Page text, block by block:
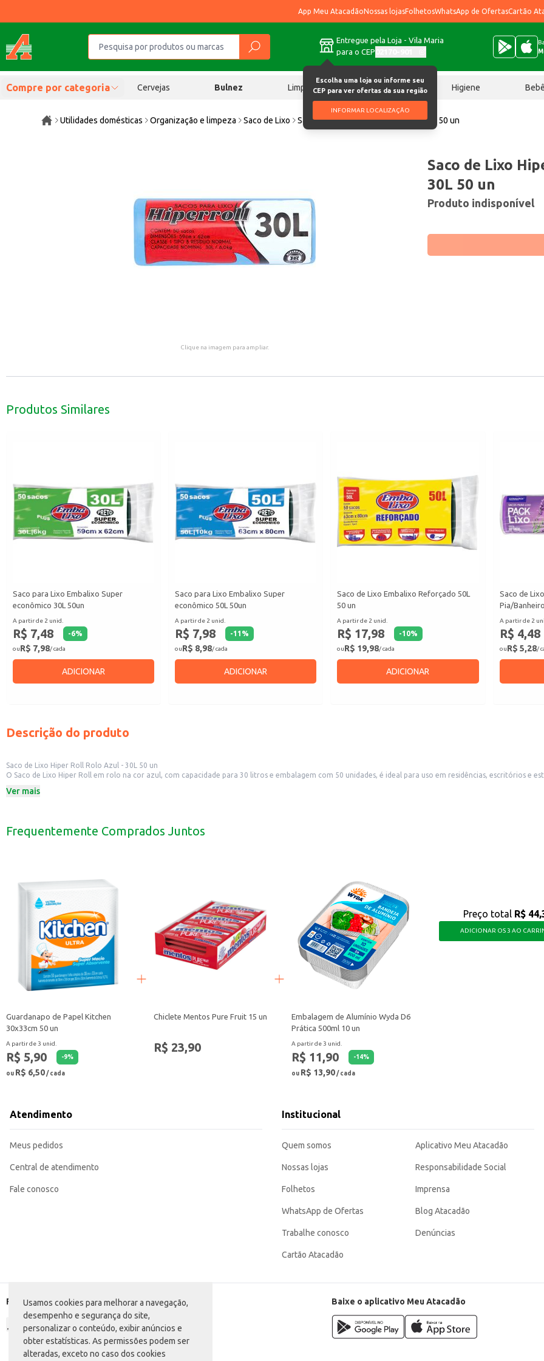
Usamos cookies para melhorar a navegação,
desempenho e segurança do site,
personalizar o conteúdo, exibir anúncios e
obter estatísticas. As permissões podem ser
alteradas, exceto no caso dos cookies
App Meu AtacadãoNossas lojasFolhetosWhatsApp de OfertasCartão
Entregue pela Loja - Vila Maria
para o CEP
Escolha uma loja ou informe seu
CEP para ver ofertas da sua região
INFORMAR LOCALIZAÇÃO
Compre por categoria Cervejas Bulnez Limpeza Chocolates Higiene
Utilidades domésticas Organização e limpeza Saco de Lixo Saco de Lixo Hiper Roll Rolo Azul 30L 50 un
Clique na imagem para ampliar.
Saco de Lixo
30L 50 un
Produto indisponível
Produtos Similares
Saco para Lixo Embalixo Super
econômico 30L 50un
A partir de 2 unid.
R$ 7,48 -6%
ouR$ 7,98/ cada
ADICIONAR
Saco para Lixo Embalixo Super
econômico 50L 50un
A partir de 2 unid.
R$ 7,98 -11 %
ouR$ 8,98/ cada
ADICIONAR
Saco de Lixo Embalixo Reforçado 50L
50 un
A partir de 2 unid.
R$ 17,98 -10%
ouR$ 19,98/ cada
ADICIONAR
Saco de
Pia/
A partir de 2
R$ 4,48
ouR$ 5,28/
Descrição do produto
Saco de Lixo Hiper Roll Rolo Azul - 30L 50 un
O Saco de Lixo Hiper Roll em rolo na cor azul, com capacidade para 30 litros e embalagem com 50 unidades, é ideal para uso em residências, escritórios e
Dicas de Uso:
Com o Saco de Lixo Hiper Roll, você garante a organização e limpeza do seu espaço, com a praticidade que você precisa no dia a dia.
Ver mais
Frequentemente Comprados Juntos
Guardanapo de Papel Kitchen
30x33cm 50 un
A partir de 3 unid.
R$ 5,90 -9%
ou R$ 6,50/ cada
Chiclete Mentos Pure Fruit 15 un
R$ 23,90
Embalagem de Alumínio Wyda D6
Prática 500ml 10 un
A partir de 3 unid.
R$ 11,90 -14%
ou R$ 13,90/ cada
Preço total R$
ADICIONAR OS 3 AO
Atendimento
Meus pedidos
Central de atendimento
Fale conosco
Institucional
Quem somos
Nossas lojas
Folhetos
WhatsApp de Ofertas
Trabalhe conosco
Cartão Atacadão
Aplicativo Meu Atacadão
Responsabilidade Social
Imprensa
Blog Atacadão
Denúncias
Formas de pagamento Baixe o aplicativo Meu Atacadão